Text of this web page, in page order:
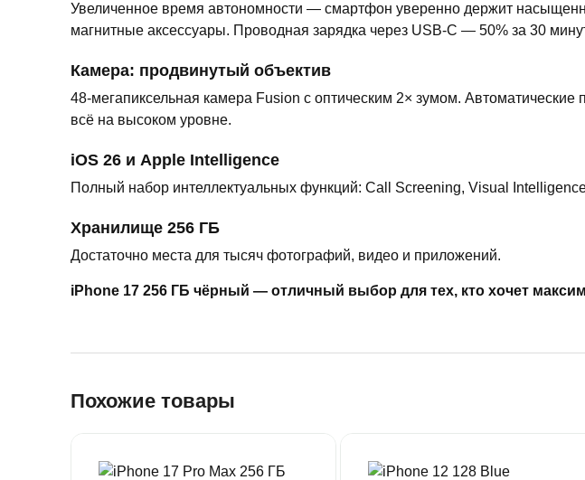
Увеличенное время автономности — смартфон уверенно держит
магнитные аксессуары. Проводная зарядка через USB-C — 50% за 30
Камера: продвинутый объектив
48-мегапиксельная камера Fusion с оптическим 2× зумом.
всё на высоком уровне.
iOS 26 и Apple Intelligence
Полный набор интеллектуальных функций: Call Screening, Visual
Хранилище 256 ГБ
Достаточно места для тысяч фотографий, видео и приложений.
iPhone 17 256 ГБ чёрный — отличный выбор для тех, кто хочет
Похожие товары